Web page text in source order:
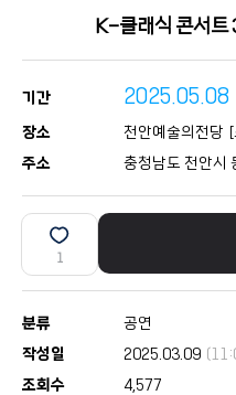
K-클래식 콘서트
기간 2025.05.08
장소
천안예술의전당
주소
충청남도 천안시
1
분류
공연
작성일
2025.03.09
조회수
4,577